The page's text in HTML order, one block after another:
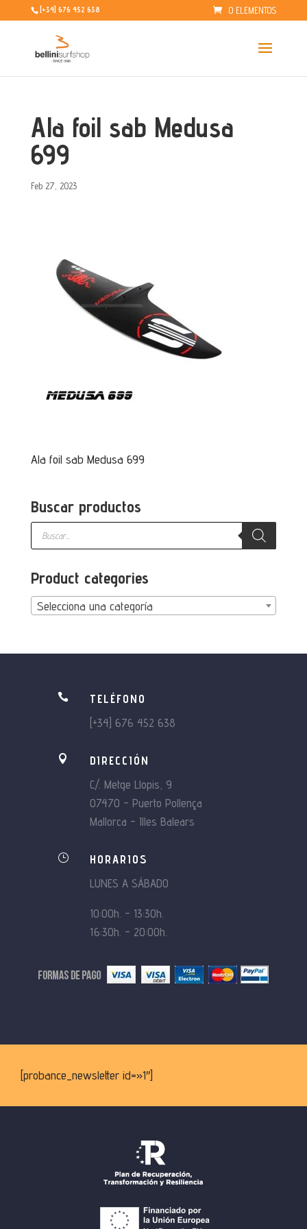
[+34] 676 452 638 0 ELEMENTOS
Ala foil sab Medusa
699
Feb 27, 2023
Ala foil sab Medusa 699
Buscar productos
Búsqueda
productos
Product categories
Selecciona una categoría

TELÉFONO
[+34] 676 452 638

DIRECCIÓN
C/. Metge Llopis, 9
07470 – Puerto Pollença
Mallorca – Illes Balears
}
HORARIOS
LUNES A SÁBADO
10:00h. – 13:30h.
16:30h. – 20:00h.
[probance_newsletter id=»1″]